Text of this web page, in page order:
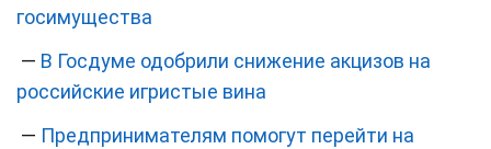
госимущества
— В Госдуме одобрили снижение акцизов на
российские игристые вина
— Предпринимателям помогут перейти на